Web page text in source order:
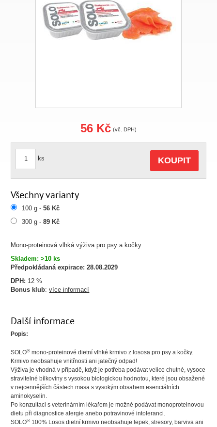
Mono-proteinová vlhká výživa pro psy a kočky
Skladem: >10 ks
Předpokládaná expirace: 28.08.2029
DPH: 12 %
Bonus klub:více informací
56 Kč (vč. DPH)
ks KOUPIT
Všechny varianty
100 g -56 Kč
300 g -89 Kč
Další informace
Popis:
SOLO® mono-proteinové dietní vlhké krmivo z lososa pro psy a kočky.
Krmivo neobsahuje vnitřnosti ani jatečný odpad!
Výživa je vhodná v případě, když je potřeba podávat velice chutné, vysoce
stravitelné bílkoviny s vysokou biologickou hodnotou, které jsou obsažené
v nejcennějších částech masa s vysokým obsahem esenciálních
aminokyselin.
Po konzultaci s veterinárním lékařem je možné podávat monoproteinovou
dietu při diagnostice alergie anebo potravinové intoleranci.
SOLO® 100% Losos dietní krmivo neobsahuje lepek, stresory, barviva ani